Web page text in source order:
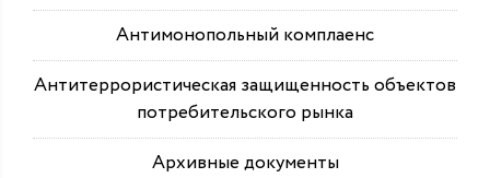
Антимонопольный комплаенс
Антитеррористическая защищенность объектов
потребительского рынка
Архивные документы